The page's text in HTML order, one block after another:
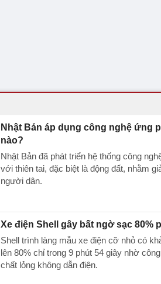
Nhật Bản áp dụng công nghệ ứng
nào?
Nhật Bản đã phát triển hệ thống công
với thiên tai, đặc biệt là động đất, nhằm
người dân.
Xe điện Shell gây bất ngờ sạc 80%
Shell trình làng mẫu xe điện cỡ nhỏ có
lên 80% chỉ trong 9 phút 54 giây nhờ
chất lỏng không dẫn điện.